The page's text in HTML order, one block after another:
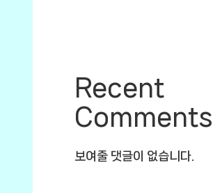
Recent
Comments
보여줄 댓글이 없습니다.